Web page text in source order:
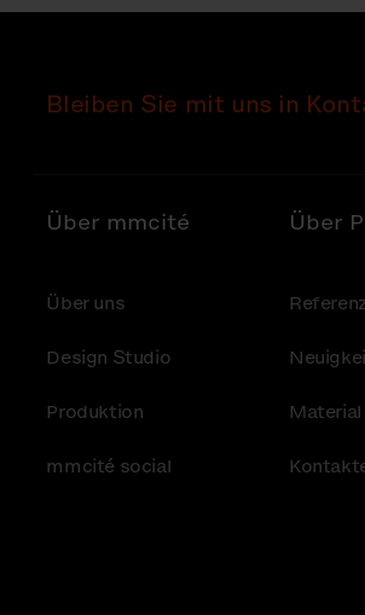
Bleiben Sie mit uns in
Über mmcité
Über uns
Design Studio
Produktion
mmcité social
Über
Material